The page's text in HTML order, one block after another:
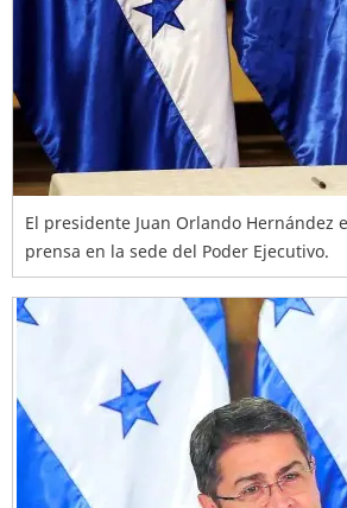
El presidente Juan Orlando Hernández
prensa en la sede del Poder Ejecutivo.